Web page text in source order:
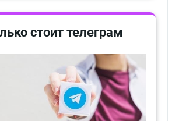
стоит телеграм